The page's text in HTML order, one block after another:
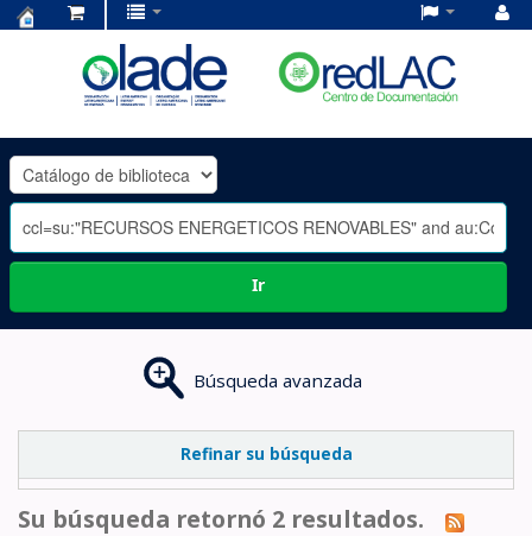
OLADE
-
Ir
Búsqueda avanzada
Refinar su búsqueda
Su búsqueda retornó 2 resultados.